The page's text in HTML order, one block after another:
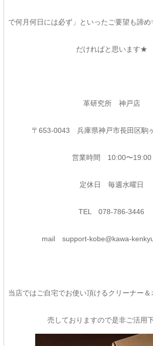
で何月何日には必ず」といったご要望も諦
だければと思います★
革研究所 神戸店
〒653-0043 兵庫県神戸市長田区駒
営業時間 10:00〜19:00
定休日 毎週水曜日
TEL 078-786-3446
mail support-kobe@kawa-
当店ではご自宅でお使い頂けるクリーナー
売しておりますので是非ご活用下